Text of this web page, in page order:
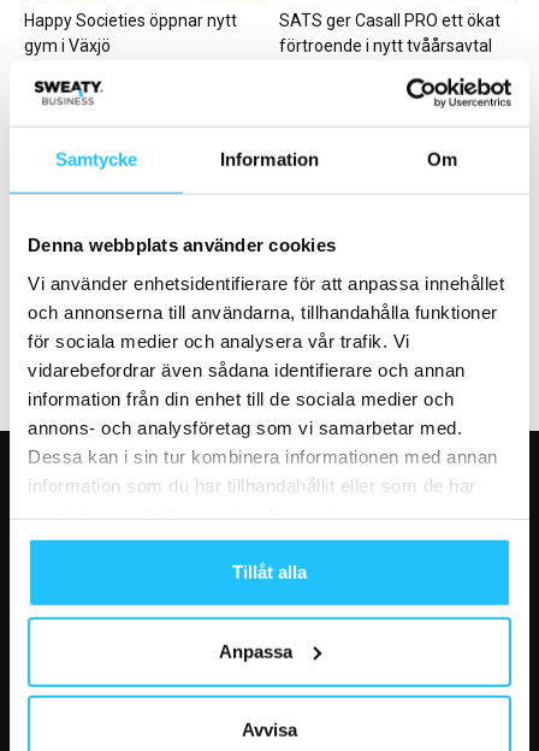
Samtycke Information Om
Denna webbplats använder cookies
Vi använder enhetsidentifierare för att anpassa innehållet
och annonserna till användarna, tillhandahålla funktioner
för sociala medier och analysera vår trafik. Vi
vidarebefordrar även sådana identifierare och annan
information från din enhet till de sociala medier och
annons- och analysföretag som vi samarbetar med.
Dessa kan i sin tur kombinera informationen med annan
information som du har tillhandahållit eller som de har
Tillåt alla
Anpassa
Avvisa
Happy Societies öppnar nytt
gym i Växjö
SATS ger Casall PRO ett ökat
förtroende i nytt tvåårsavtal
Business
Stockholm – först ut är...
Business
Träningschef
VÅRA FAVORITER
efter träningspasset
Analys: Europas gymmarknad går in i en ny
konsolideringsfas – och...